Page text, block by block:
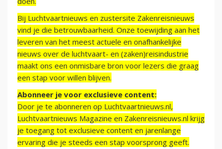
Bij Luchtvaartnieuws en zustersite Zakenreisnieuws
vind je die betrouwbaarheid. Onze toewijding aan het
leveren van het meest actuele en onafhankelijke
nieuws over de luchtvaart- en (zaken)reisindustrie
maakt ons een onmisbare bron voor lezers die graag
een stap voor willen blijven.
Abonneer je voor exclusieve content:
Door je te abonneren op Luchtvaartnieuws.nl,
Luchtvaartnieuws Magazine en Zakenreisnieuws.nl krijg
je toegang tot exclusieve content en jarenlange
ervaring die je steeds een stap voorsprong geeft.